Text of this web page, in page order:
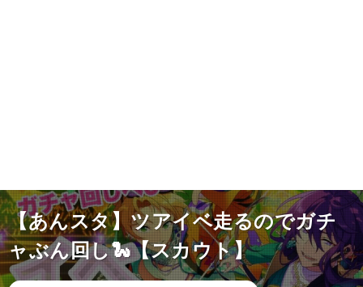
【あんスタ】ツアイベ走るのでガチ
ャぶん回し🐍【スカウト】